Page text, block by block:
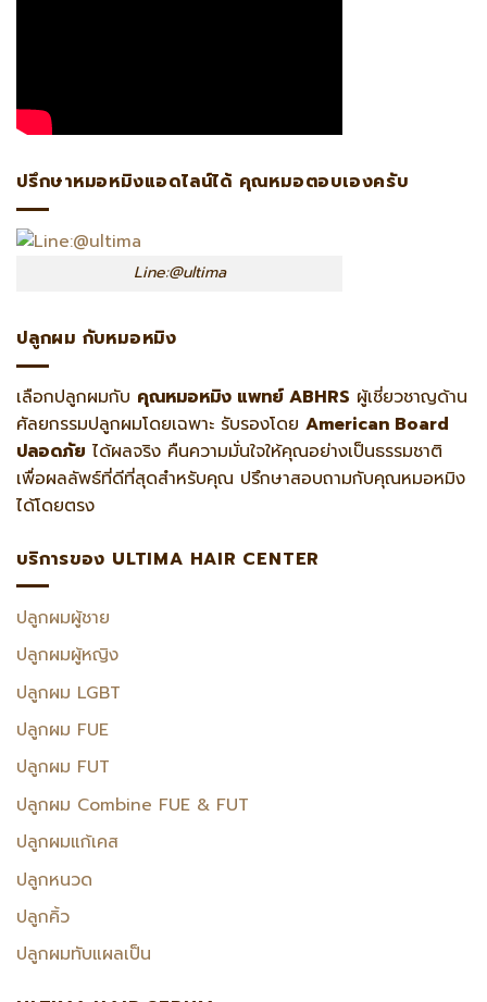
ปรึกษาหมอหมิงแอดไลน์ได้ คุณหมอตอบเองครับ
Line:@ultima
ปลูกผม กับหมอหมิง
เลือกปลูกผมกับ คุณหมอหมิง แพทย์ ABHRS ผู้เชี่ยวชาญด้าน
ศัลยกรรมปลูกผมโดยเฉพาะ รับรองโดย American Board
ปลอดภัย ได้ผลจริง คืนความมั่นใจให้คุณอย่างเป็นธรรมชาติ
เพื่อผลลัพธ์ที่ดีที่สุดสำหรับคุณ ปรึกษาสอบถามกับคุณหมอหมิง
ได้โดยตรง
บริการของ ULTIMA HAIR CENTER
ปลูกผมผู้ชาย
ปลูกผมผู้หญิง
ปลูกผม LGBT
ปลูกผม FUE
ปลูกผม FUT
ปลูกผม Combine FUE & FUT
ปลูกผมแก้เคส
ปลูกหนวด
ปลูกคิ้ว
ปลูกผมทับแผลเป็น